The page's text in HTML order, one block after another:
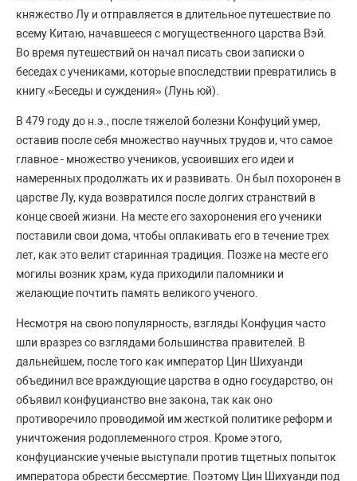
княжество Лу и отправляется в длительное путешествие по
всему Китаю, начавшееся с могущественного царства Вэй.
Во время путешествий он начал писать свои записки о
беседах с учениками, которые впоследствии превратились в
книгу «Беседы и суждения» (Лунь юй).
В 479 году до н.э., после тяжелой болезни Конфуций умер,
оставив после себя множество научных трудов и, что самое
главное - множество учеников, усвоивших его идеи и
намеренных продолжать их и развивать. Он был похоронен в
царстве Лу, куда возвратился после долгих странствий в
конце своей жизни. На месте его захоронения его ученики
поставили свои дома, чтобы оплакивать его в течение трех
лет, как это велит старинная традиция. Позже на месте его
могилы возник храм, куда приходили паломники и
желающие почтить память великого ученого.
Несмотря на свою популярность, взгляды Конфуция часто
шли вразрез со взглядами большинства правителей. В
дальнейшем, после того как император Цин Шихуанди
объединил все враждующие царства в одно государство, он
объявил конфуцианство вне закона, так как оно
противоречило проводимой им жесткой политике реформ и
уничтожения родоплеменного строя. Кроме этого,
конфуцианские ученые выступали против тщетных попыток
императора обрести бессмертие. Поэтому Цин Шихуанди под